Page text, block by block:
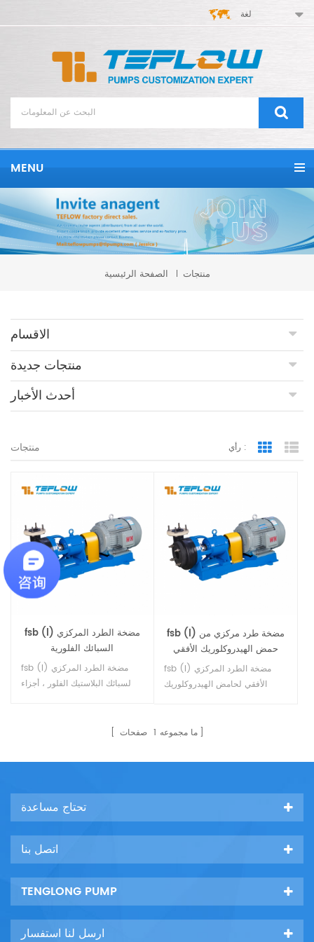
لغة
MENU
الصفحة الرئيسية منتجات
الاقسام
منتجات جديدة
أحدث الأخبار
منتجات رأي : Grid View
fsb (l) مضخة الطرد المركزي
السبائك الفلورية
fsb (l) مضخة الطرد المركزي
لسبائك البلاستيك الفلور ، أجزاء
البلاستيكية ، هيكل الكابولي ، لا
ملاءمة للحمل ، صيانة توفير
fsb (l) مضخة طرد مركزي من
حمض الهيدروكلوريك الأفقي
fsb (l) مضخة الطرد المركزي
الأفقي لحامض الهيدروكلوريك
المركزي ، واتصال اقتران ، محرك
لسائل حمض الهيدروكلوريك.
ما مجموعه 1 صفحات
تحتاج مساعدة
اتصل بنا
TENGLONG PUMP
ارسل لنا استفسار